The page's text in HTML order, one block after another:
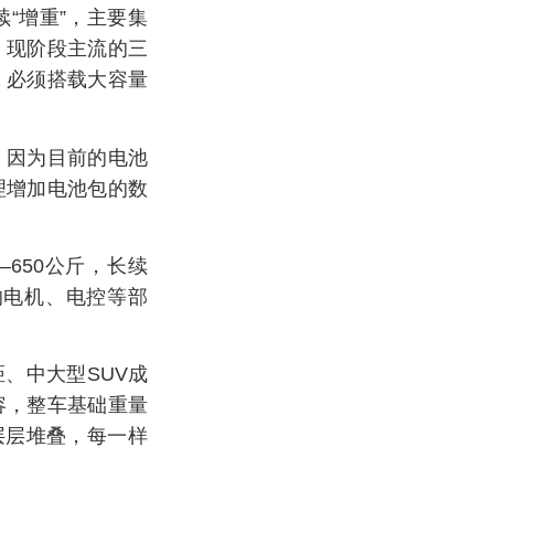
增重”，主要集
阶段主流的三
须搭载大容量
为目前的电池
加电池包的数
公斤，长续
机、电控等部
中大型SUV成
整车基础重量
层堆叠，每一样